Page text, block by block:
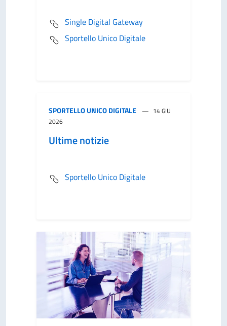
Single Digital Gateway
Sportello Unico Digitale
SPORTELLO UNICO DIGITALE
14 GIU
2026
Ultime notizie
Sportello Unico Digitale